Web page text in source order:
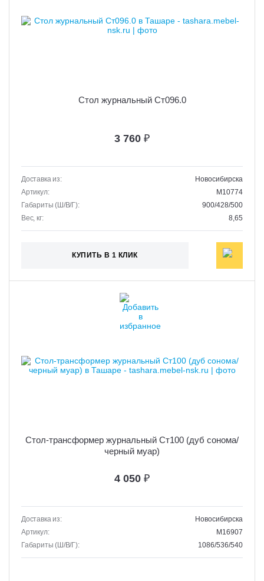
Стол журнальный Ст096.0
3 760 ₽
Доставка из:
Новосибирска
Артикул:
M10774
Габариты (Ш/В/Г):
900/428/500
Вес, кг:
8,65
КУПИТЬ В 1 КЛИК
Стол-трансформер журнальный Ст100 (дуб сонома/
черный муар)
4 050 ₽
Доставка из:
Новосибирска
Артикул:
M16907
Габариты (Ш/В/Г):
1086/536/540